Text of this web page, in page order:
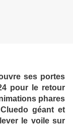
ses portes
pour le retour
phares
géant et
le voile sur